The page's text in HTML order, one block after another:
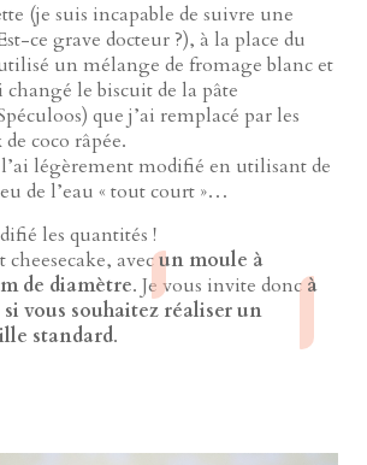
(je suis incapable de suivre une
ce grave docteur ?), à la place du
un mélange de fromage blanc et
changé le biscuit de la pâte
que j’ai remplacé par les
coco râpée.
légèrement modifié en utilisant de
de l’eau « tout court »…
les quantités !
cheesecake, avecun moule à
de diamètre. Je vous invite doncà
si vous souhaitez réaliser un
standard.